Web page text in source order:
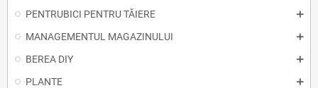
PENTRUBICI PENTRU TĂIERE
MANAGEMENTUL MAGAZINULUI
BEREA DIY
PLANTE